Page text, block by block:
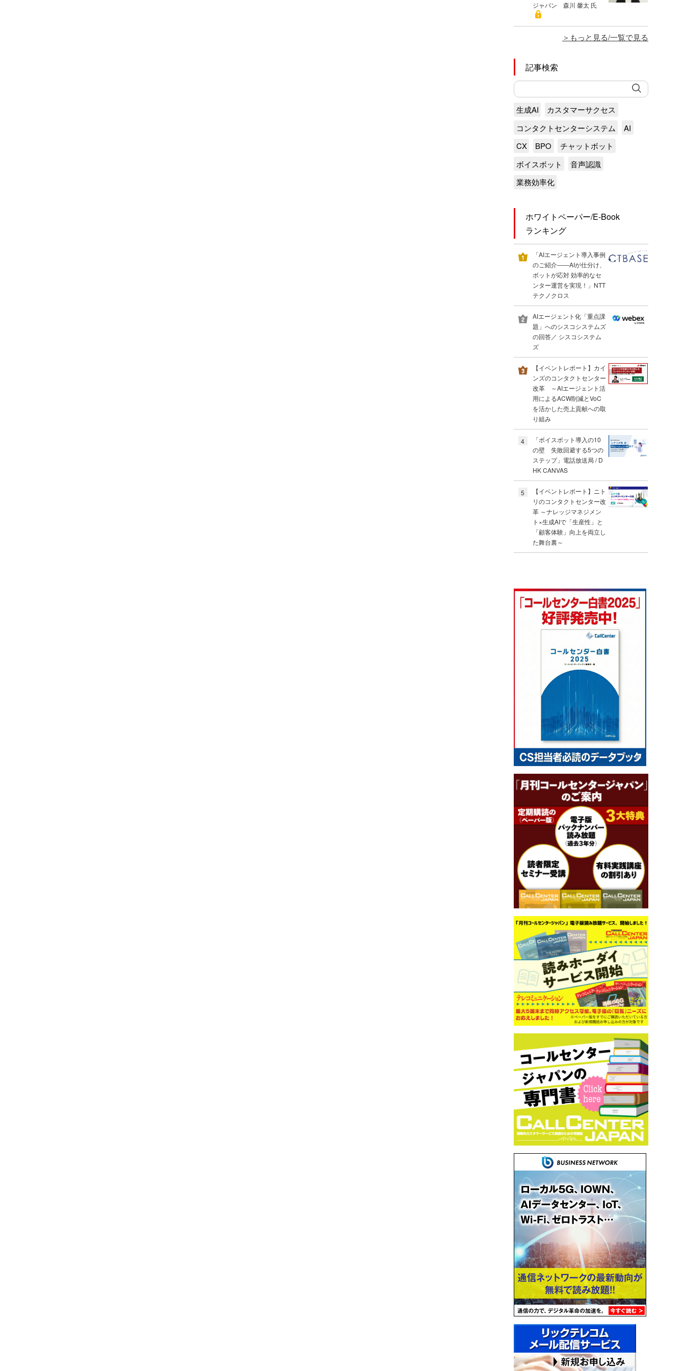
ジャパン 森川 馨太 氏
もっと見る/一覧で見る
記事検索
生成AI
カスタマーサクセス
コンタクトセンターシステム
AI
CX
BPO
チャットボット
ボイスボット
音声認識
業務効率化
ホワイトペーパー/E-Book
ランキング
「AIエージェント導入事例
のご紹介――AIが仕分け、
ボットが応対 効率的なセ
ンター運営を実現！」NTT
テクノクロス
AIエージェント化「重点課
題」へのシスコシステムズ
の回答／ シスコシステム
ズ
【イベントレポート】カイ
ンズのコンタクトセンター
改革 ～AIエージェント活
用によるACW削減とVoC
を活かした売上貢献への取
り組み
4
「ボイスボット導入の10
の壁 失敗回避する5つの
ステップ」電話放送局 / D
HK CANVAS
5
【イベントレポート】ニト
リのコンタクトセンター改
革 ～ナレッジマネジメン
ト×生成AIで「生産性」と
「顧客体験」向上を両立し
た舞台裏～